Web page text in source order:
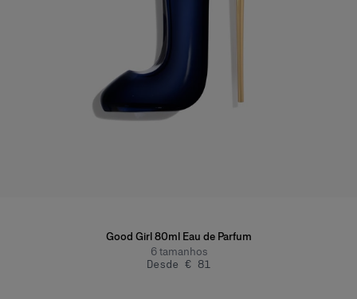
Good Girl 80ml Eau de Parfum
6 tamanhos
Desde € 81